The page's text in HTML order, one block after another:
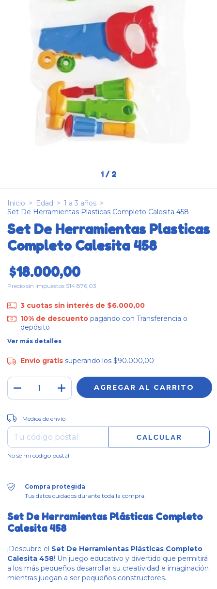
1 / 2
Inicio > Edad > 1 a 3 años >
Set De Herramientas Plasticas Completo Calesita 458
Set De Herramientas Plasticas
Completo Calesita 458
$18.000,00
Precio sin impuestos $14.876,03
3 cuotas sin interés de $6.000,00
10% de descuentopagando con Transferencia o
depósito
Ver más detalles
Envío gratis superando los $90.000,00
Entregas para el CP:
Medios de envío
CALCULAR
No sé mi código postal
Compra protegida
Tus datos cuidados durante toda la compra.
Set De Herramientas Plásticas Completo
Calesita 458
¡Descubre el Set De Herramientas Plásticas Completo
Calesita 458! Un juego educativo y divertido que permitirá
a los más pequeños desarrollar su creatividad e imaginación
mientras juegan a ser pequeños constructores.